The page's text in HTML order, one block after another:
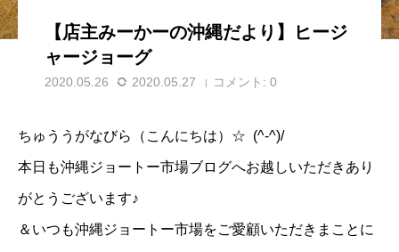
【店主みーかーの沖縄だより】ヒージ
ャージョーグ
2020.05.26 2020.05.27 コメント: 0
ちゅううがなびら（こんにちは）☆ (^-^)/
本日も沖縄ジョートー市場ブログへお越しいただきあり
がとうございます♪
＆いつも沖縄ジョートー市場をご愛顧いただきまことに